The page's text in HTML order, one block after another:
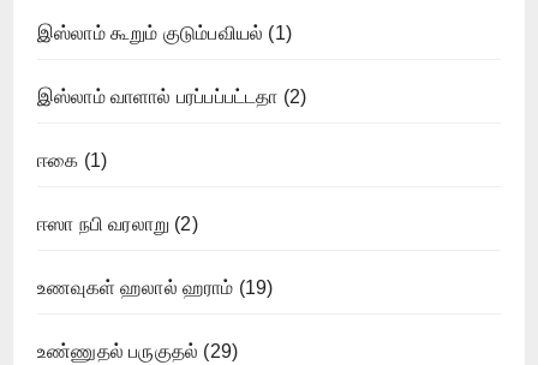
இஸ்லாம் கூறும் குடும்பவியல் (1)
இஸ்லாம் வாளால் பரப்பப்பட்டதா (2)
ஈகை (1)
ஈஸா நபி வரலாறு (2)
உணவுகள் ஹலால் ஹராம் (19)
உண்ணுதல் பருகுதல் (29)